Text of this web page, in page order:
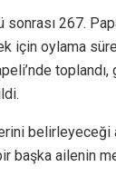
267.
için oylama
belirleyeceği
başka ailenin